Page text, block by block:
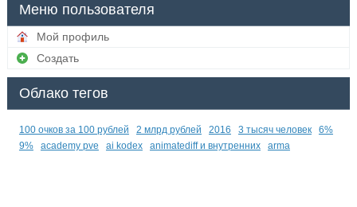
Меню пользователя
Мой профиль
Создать
Облако тегов
100 очков за 100 рублей 2 млрд рублей 2016 3 тысяч человек
6%
9%
academy pve ai kodex animatediff и внутренних arma